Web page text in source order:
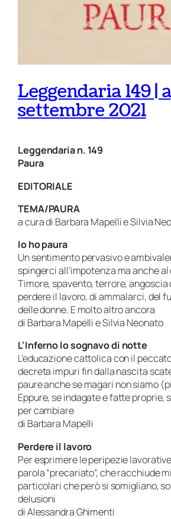
Leggendaria 149 |
settembre 2021
Leggendaria n. 149
Paura
EDITORIALE
TEMA/PAURA
a cura di Barbara Mapelli e Silvia
Io ho paura
Un sentimento pervasivo e
spingerci all’impotenza ma anche
Timore, spavento, terrore, angoscia
perdere il lavoro, di ammalarci, del
delle donne. E molto altro ancora
di Barbara Mapelli e Silvia Neonato
L’Inferno lo sognavo di notte
L’educazione cattolica con il
decreta impuri fin dalla nascita
paure anche se magari non siamo
Eppure, se indagate e fatte proprie,
per cambiare
di Barbara Mapelli
Perdere il lavoro
Per esprimere le peripezie
parola “precariato”, che racchiude
particolari che però si somigliano,
delusioni
di Alessandra Ghimenti